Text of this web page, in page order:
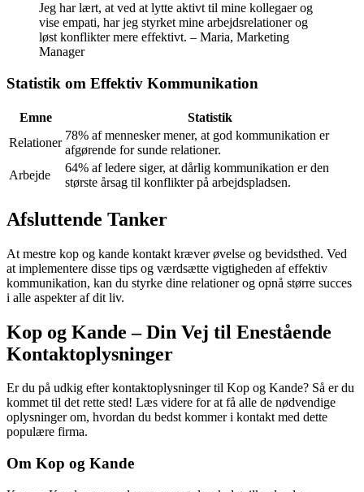
Jeg har lært, at ved at lytte aktivt til mine kollegaer og
vise empati, har jeg styrket mine arbejdsrelationer og
løst konflikter mere effektivt. – Maria, Marketing
Manager
Statistik om Effektiv Kommunikation
Emne
Statistik
Relationer
78% af mennesker mener, at god kommunikation er
afgørende for sunde relationer.
Arbejde
64% af ledere siger, at dårlig kommunikation er den
største årsag til konflikter på arbejdspladsen.
Afsluttende Tanker
At mestre kop og kande kontakt kræver øvelse og bevidsthed. Ved
at implementere disse tips og værdsætte vigtigheden af effektiv
kommunikation, kan du styrke dine relationer og opnå større succes
i alle aspekter af dit liv.
Kop og Kande – Din Vej til Enestående
Kontaktoplysninger
Er du på udkig efter kontaktoplysninger til Kop og Kande? Så er du
kommet til det rette sted! Læs videre for at få alle de nødvendige
oplysninger om, hvordan du bedst kommer i kontakt med dette
populære firma.
Om Kop og Kande